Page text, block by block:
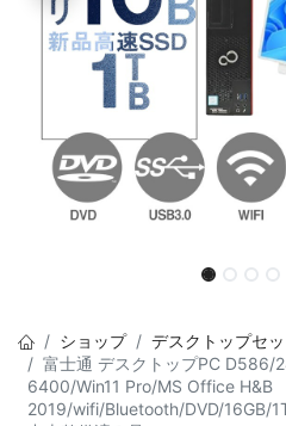
ショップ
デスクトップセッ
富士通 デスクトップPC D586/
6400/Win11 Pro/MS Office H&B
2019/wifi/Bluetooth/DVD/16GB/